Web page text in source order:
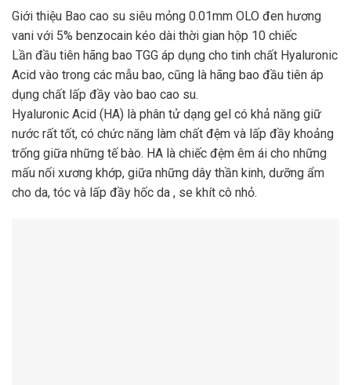
Giới thiệu Bao cao su siêu mỏng 0.01mm OLO đen hương
vani với 5% benzocain kéo dài thời gian hộp 10 chiếc
Lần đầu tiên hãng bao TGG áp dụng cho tinh chất Hyaluronic
Acid vào trong các mẫu bao, cũng là hãng bao đầu tiên áp
dụng chất lấp đầy vào bao cao su.
Hyaluronic Acid (HA) là phân tử dạng gel có khả năng giữ
nước rất tốt, có chức năng làm chất đệm và lấp đầy khoảng
trống giữa những tế bào. HA là chiếc đệm êm ái cho những
mấu nối xương khớp, giữa những dây thần kinh, dưỡng ẩm
cho da, tóc và lấp đầy hốc da , se khít cô nhỏ.